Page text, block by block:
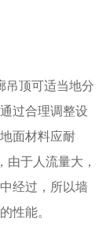
吊顶可适当地分
过合理调整设
面材料应耐
于人流量大，
经过，所以墙
性能。